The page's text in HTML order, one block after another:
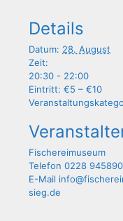
Details
Datum: 28. August
Zeit:
20:30 - 22:00
Eintritt: €5 – €10
Fische­rei­mu­se­um
Telefon 0228
E-Mail
sieg.de